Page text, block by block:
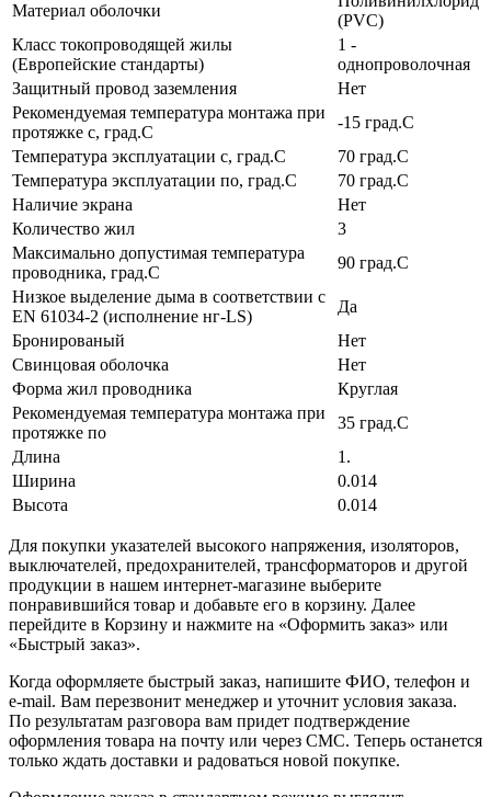
Материал оболочки
(PVC)
Класс токопроводящей жилы
(Европейские стандарты)
1 -
однопроволочная
Защитный провод заземления
Нет
Рекомендуемая температура монтажа при
протяжке с, град.C
-15 град.C
Температура эксплуатации с, град.C
70 град.C
Температура эксплуатации по, град.C
70 град.C
Наличие экрана
Нет
Количество жил
3
Максимально допустимая температура
проводника, град.C
90 град.C
Низкое выделение дыма в соответствии с
EN 61034-2 (исполнение нг-LS)
Да
Бронированый
Нет
Свинцовая оболочка
Нет
Форма жил проводника
Круглая
Рекомендуемая температура монтажа при
протяжке по
35 град.C
Длина
1.
Ширина
0.014
Высота
0.014
Для покупки указателей высокого напряжения, изоляторов,
выключателей, предохранителей, трансформаторов и другой
продукции в нашем интернет-магазине выберите
понравившийся товар и добавьте его в корзину. Далее
перейдите в Корзину и нажмите на «Оформить заказ» или
«Быстрый заказ».
Когда оформляете быстрый заказ, напишите ФИО, телефон и
e-mail. Вам перезвонит менеджер и уточнит условия заказа.
По результатам разговора вам придет подтверждение
оформления товара на почту или через СМС. Теперь останется
только ждать доставки и радоваться новой покупке.